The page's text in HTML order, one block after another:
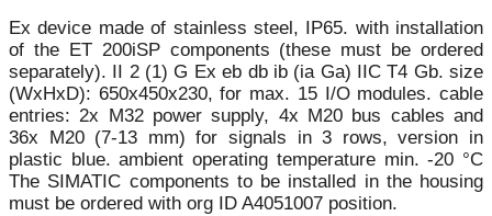
Ex device made of stainless steel, IP65. with installation
of the ET 200iSP components (these must be ordered
separately). II 2 (1) G Ex eb db ib (ia Ga) IIC T4 Gb. size
(WxHxD): 650x450x230, for max. 15 I/O modules. cable
entries: 2x M32 power supply, 4x M20 bus cables and
36x M20 (7-13 mm) for signals in 3 rows, version in
plastic blue. ambient operating temperature min. -20 °C
The SIMATIC components to be installed in the housing
must be ordered with org ID A4051007 position.